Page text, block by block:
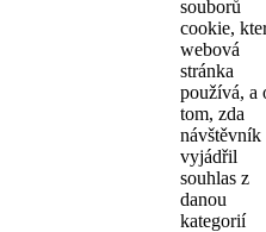
souborů
cookie,
webová
stránka
používá, a
tom, zda
návštěvník
vyjádřil
souhlas z
danou
kategorií